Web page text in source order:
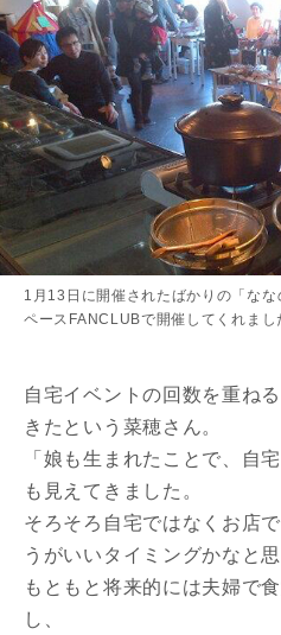
1月13日に開催されたばかりの「な
ペースFANCLUBで開催してくれまし
自宅イベントの回数を重ね
きたという菜穂さん。
「娘も生まれたことで、自
も見えてきました。
そろそろ自宅ではなくお店
うがいいタイミングかなと
もともと将来的には夫婦で
し、